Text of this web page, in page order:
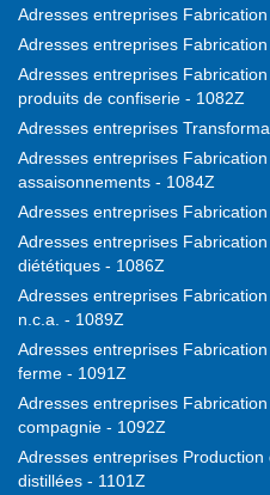
Adresses entreprises
Adresses entreprises
Adresses entreprises
produits de confiserie - 1082Z
Adresses entreprises
Adresses entreprises
assaisonnements - 1084Z
Adresses entreprises
Adresses entreprises
diététiques - 1086Z
Adresses entreprises
n.c.a. - 1089Z
Adresses entreprises
ferme - 1091Z
Adresses entreprises
compagnie - 1092Z
Adresses entreprises
distillées - 1101Z